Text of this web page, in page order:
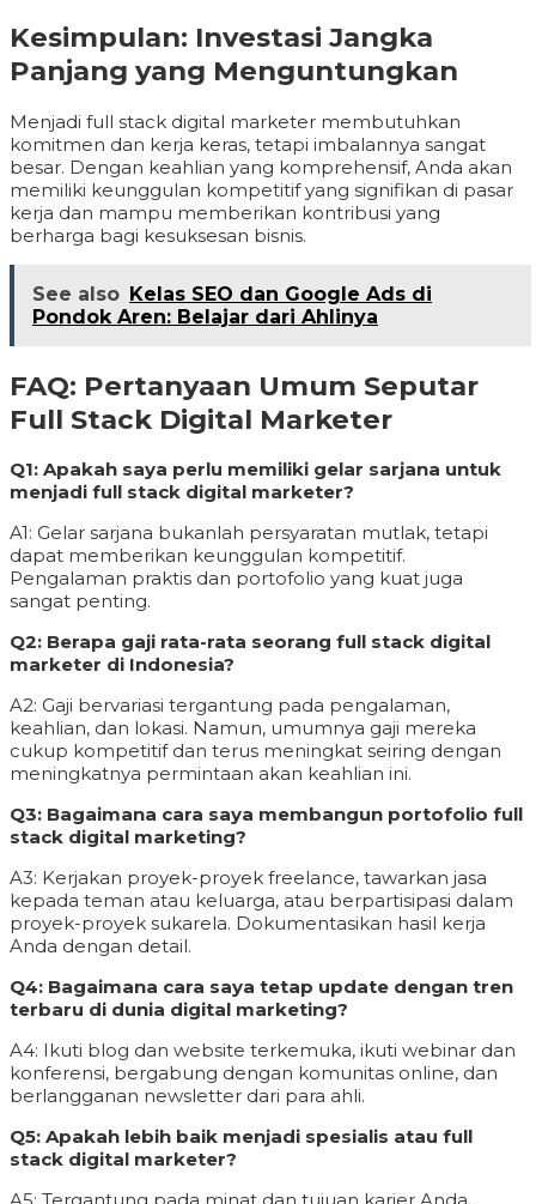
Kesimpulan: Investasi Jangka
Panjang yang Menguntungkan
Menjadi full stack digital marketer membutuhkan
komitmen dan kerja keras, tetapi imbalannya sangat
besar. Dengan keahlian yang komprehensif, Anda akan
memiliki keunggulan kompetitif yang signifikan di pasar
kerja dan mampu memberikan kontribusi yang
berharga bagi kesuksesan bisnis.
See also Kelas SEO dan Google Ads di
Pondok Aren: Belajar dari Ahlinya
FAQ: Pertanyaan Umum Seputar
Full Stack Digital Marketer
Q1: Apakah saya perlu memiliki gelar sarjana untuk
menjadi full stack digital marketer?
A1: Gelar sarjana bukanlah persyaratan mutlak, tetapi
dapat memberikan keunggulan kompetitif.
Pengalaman praktis dan portofolio yang kuat juga
sangat penting.
Q2: Berapa gaji rata-rata seorang full stack digital
marketer di Indonesia?
A2: Gaji bervariasi tergantung pada pengalaman,
keahlian, dan lokasi. Namun, umumnya gaji mereka
cukup kompetitif dan terus meningkat seiring dengan
meningkatnya permintaan akan keahlian ini.
Q3: Bagaimana cara saya membangun portofolio full
stack digital marketing?
A3: Kerjakan proyek-proyek freelance, tawarkan jasa
kepada teman atau keluarga, atau berpartisipasi dalam
proyek-proyek sukarela. Dokumentasikan hasil kerja
Anda dengan detail.
Q4: Bagaimana cara saya tetap update dengan tren
terbaru di dunia digital marketing?
A4: Ikuti blog dan website terkemuka, ikuti webinar dan
konferensi, bergabung dengan komunitas online, dan
berlangganan newsletter dari para ahli.
Q5: Apakah lebih baik menjadi spesialis atau full
stack digital marketer?